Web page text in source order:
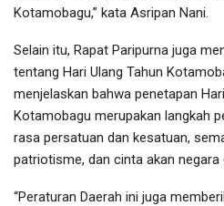
Kotamobagu,” kata Asripan Nani.
Selain itu, Rapat Paripurna juga
tentang Hari Ulang Tahun
menjelaskan bahwa penetapan
Kotamobagu merupakan langkah
rasa persatuan dan kesatuan,
patriotisme, dan cinta akan negara
“Peraturan Daerah ini juga